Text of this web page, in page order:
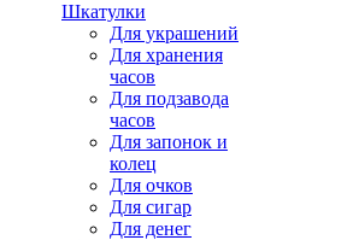
Шкатулки
Для украшений
Для хранения
часов
Для подзавода
часов
Для запонок и
колец
Для очков
Для сигар
Для денег